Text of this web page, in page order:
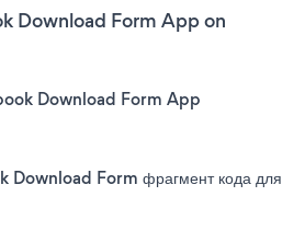
Download Form App on
Download Form App
Download Form фрагмент кода для